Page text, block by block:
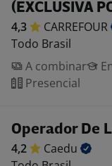
(EXCLUSIVA
4,3
CARREFOUR
Todo Brasil
A combinar
Presencial
Operador De
4,2
Caedu